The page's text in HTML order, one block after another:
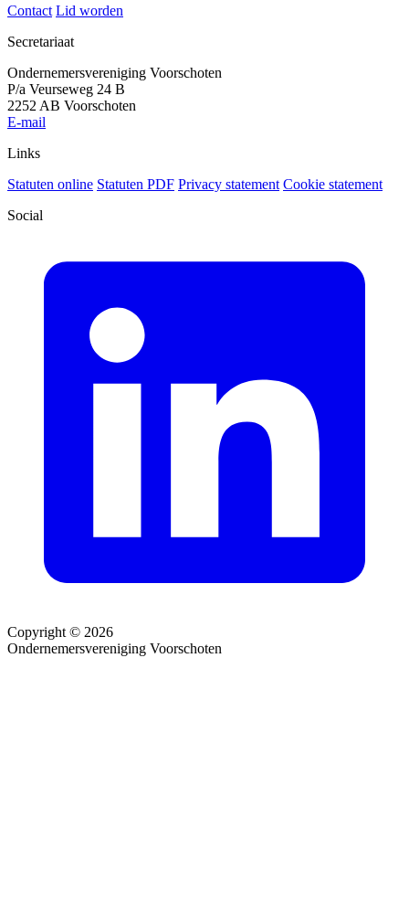
Contact Lid worden
Secretariaat
Ondernemersvereniging Voorschoten
P/a Veurseweg 24 B
2252 AB Voorschoten
E-mail
Links
Statuten online Statuten PDF Privacy statement Cookie statement
Social
Copyright © 2026
Ondernemersvereniging Voorschoten